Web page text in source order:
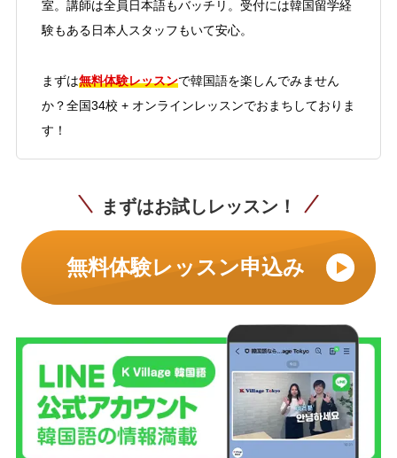
室。講師は全員日本語もバッチリ。受付には韓国留学経
験もある日本人スタッフもいて安心。
まずは無料体験レッスンで韓国語を楽しんでみません
か？全国34校 + オンラインレッスンでおまちしておりま
す！
まずはお試しレッスン！
無料体験レッスン申込み